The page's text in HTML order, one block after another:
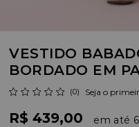
VESTIDO
BORDADO EM
(0) Seja o
R$ 439,00